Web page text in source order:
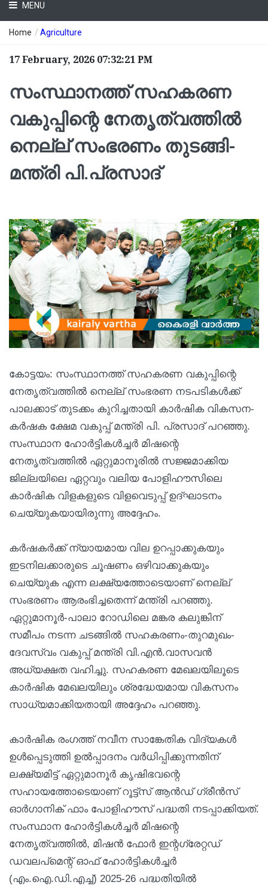
MENU
Home / Agriculture
17 February, 2026 07:32:21 PM
സംസ്ഥാനത്ത് സഹകരണ
വകുപ്പിന്റെ നേതൃത്വത്തില്‍
നെല്ല് സംഭരണം തുടങ്ങി-
മന്ത്രി പി.പ്രസാദ്
കോട്ടയം: സംസ്ഥാനത്ത് സഹകരണ വകുപ്പിന്റെ
നേതൃത്വത്തില്‍ നെല്ല് സംഭരണ നടപടികള്‍ക്ക്
പാലക്കാട് തുടക്കം കുറിച്ചതായി കാര്‍ഷിക വികസന-
കര്‍ഷക ക്ഷേമ വകുപ്പ് മന്ത്രി പി. പ്രസാദ് പറഞ്ഞു.
സംസ്ഥാന ഹോര്‍ട്ടികള്‍ച്ചര്‍ മിഷന്റെ
നേതൃത്വത്തില്‍ ഏറ്റുമാനൂരില്‍ സജ്ജമാക്കിയ
ജില്ലയിലെ ഏറ്റവും വലിയ പോളിഹൗസിലെ
കാര്‍ഷിക വിളകളുടെ വിളവെടുപ്പ് ഉദ്ഘാടനം
ചെയ്യുകയായിരുന്നു അദ്ദേഹം.
കര്‍ഷകര്‍ക്ക് ന്യായമായ വില ഉറപ്പാക്കുകയും
ഇടനിലക്കാരുടെ ചൂഷണം ഒഴിവാക്കുകയും
ചെയ്യുക എന്ന ലക്ഷ്യത്തോടെയാണ് നെല്ല്
സംഭരണം ആരംഭിച്ചതെന്ന് മന്ത്രി പറഞ്ഞു.
ഏറ്റുമാനൂര്‍-പാലാ റോഡിലെ മങ്കര കലുങ്കിന്
സമീപം നടന്ന ചടങ്ങില്‍ സഹകരണം-തുറമുഖം-
ദേവസ്വം വകുപ്പ് മന്ത്രി വി.എന്‍.വാസവന്‍
അധ്യക്ഷത വഹിച്ചു. സഹകരണ മേഖലയിലൂടെ
കാര്‍ഷിക മേഖലയിലും ശ്രദ്ധേയമായ വികസനം
സാധ്യമാക്കിയതായി അദ്ദേഹം പറഞ്ഞു.
കാര്‍ഷിക രംഗത്ത് നവീന സാങ്കേതിക വിദ്യകള്‍
ഉള്‍പ്പെടുത്തി ഉല്‍പ്പാദനം വര്‍ധിപ്പിക്കുന്നതിന്
ലക്ഷ്യമിട്ട് ഏറ്റുമാനൂര്‍ കൃഷിഭവന്റെ
സഹായത്തോടെയാണ് റൂട്ട്സ് ആന്‍ഡ് ഗ്രീന്‍സ്
ഓര്‍ഗാനിക് ഫാം പോളിഹൗസ് പദ്ധതി നടപ്പാക്കിയത്.
സംസ്ഥാന ഹോര്‍ട്ടികള്‍ച്ചര്‍ മിഷന്റെ
നേതൃത്വത്തില്‍, മിഷന്‍ ഫോര്‍ ഇന്റഗ്രേറ്റഡ്
ഡവലപ്മെന്റ് ഓഫ് ഹോര്‍ട്ടികള്‍ച്ചര്‍
(എം.ഐ.ഡി.എച്ച്) 2025-26 പദ്ധതിയില്‍